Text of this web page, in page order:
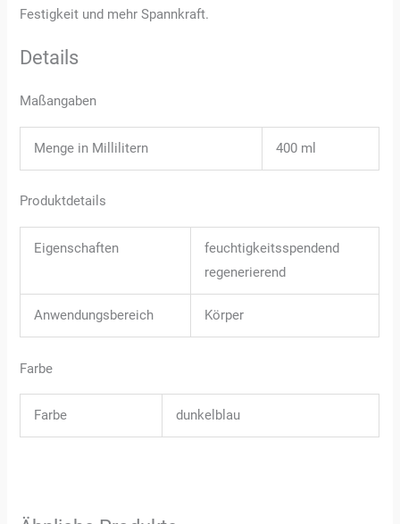
Festigkeit und mehr Spannkraft.
Details
Maßangaben
Menge in Millilitern 400 ml
Produktdetails
Eigenschaften
feuchtigkeitsspendend
regenerierend
Anwendungsbereich Körper
Farbe
Farbe dunkelblau